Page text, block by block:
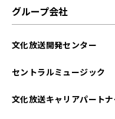
グループ会社
文化放送開発センター
セントラルミュージック
文化放送キャリアパート